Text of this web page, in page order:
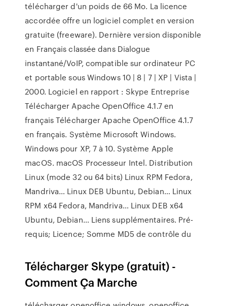
télécharger d'un poids de 66 Mo. La licence
accordée offre un logiciel complet en version
gratuite (freeware). Dernière version disponible
en Français classée dans Dialogue
instantané/VoIP, compatible sur ordinateur PC
et portable sous Windows 10 | 8 | 7 | XP | Vista |
2000. Logiciel en rapport : Skype Entreprise
Télécharger Apache OpenOffice 4.1.7 en
français Télécharger Apache OpenOffice 4.1.7
en français. Système Microsoft Windows.
Windows pour XP, 7 à 10. Système Apple
macOS. macOS Processeur Intel. Distribution
Linux (mode 32 ou 64 bits) Linux RPM Fedora,
Mandriva… Linux DEB Ubuntu, Debian… Linux
RPM x64 Fedora, Mandriva… Linux DEB x64
Ubuntu, Debian… Liens supplémentaires. Pré-
requis; Licence; Somme MD5 de contrôle du
Télécharger Skype (gratuit) -
Comment Ça Marche